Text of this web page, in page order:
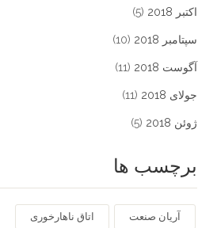
اکتبر 2018 (5)
سپتامبر 2018 (10)
آگوست 2018 (11)
جولای 2018 (11)
ژوئن 2018 (5)
برچسب ها
آریان صنعت اتاق ناهارخوری